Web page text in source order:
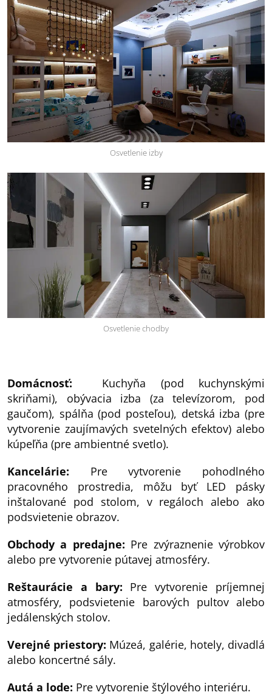
Osvetlenie izby
Osvetlenie chodby
Domácnosť:
Kuchyňa (pod kuchynskými
skriňami), obývacia izba (za televízorom, pod
gaučom), spálňa (pod posteľou), detská izba (pre
vytvorenie zaujímavých svetelných efektov) alebo
kúpeľňa (pre ambientné svetlo).
Kancelárie: Pre vytvorenie pohodlného
pracovného prostredia, môžu byť LED pásky
inštalované pod stolom, v regáloch alebo ako
podsvietenie obrazov.
Obchody a predajne: Pre zvýraznenie výrobkov
alebo pre vytvorenie pútavej atmosféry.
Reštaurácie a bary: Pre vytvorenie príjemnej
atmosféry, podsvietenie barových pultov alebo
jedálenských stolov.
Verejné priestory: Múzeá, galérie, hotely, divadlá
alebo koncertné sály.
Autá a lode: Pre vytvorenie štýlového interiéru.